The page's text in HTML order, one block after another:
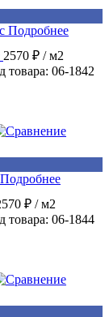
Подробнее
2570 ₽ / м2
товара: 06-1842
Подробнее
₽ / м2
товара: 06-1844